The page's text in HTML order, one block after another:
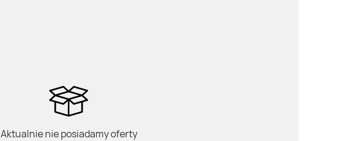
Aktualnie nie posiadamy oferty